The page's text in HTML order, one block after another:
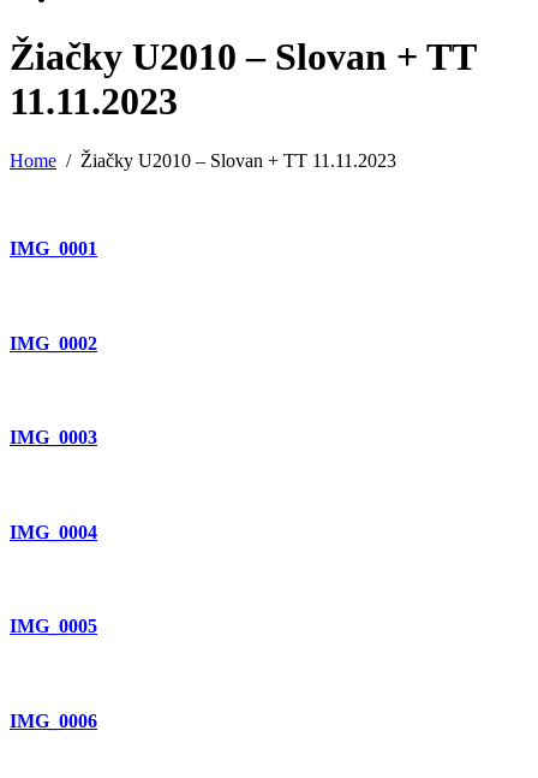
Žiačky U2010 – Slovan + TT
11.11.2023
Home Žiačky U2010 – Slovan + TT 11.11.2023
IMG_0001
IMG_0002
IMG_0003
IMG_0004
IMG_0005
IMG_0006